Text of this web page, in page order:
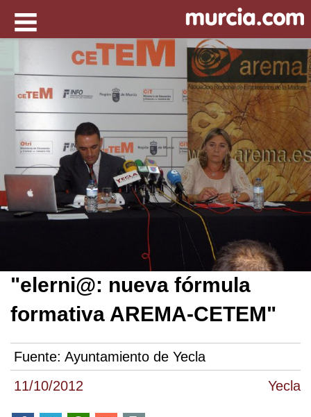
11/10/2012 Yecla
"elerni@: nueva fórmula
formativa AREMA-CETEM"
Fuente: Ayuntamiento de Yecla